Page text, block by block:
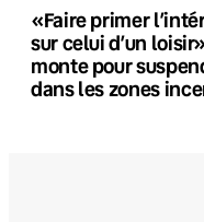
«Faire primer
sur celui d’un
monte pour
dans les zones